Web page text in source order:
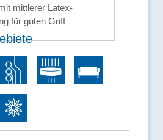
mittlerer Latex-
für guten Griff